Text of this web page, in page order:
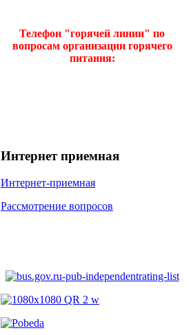
Телефон "горячей линии" по
вопросам организации горячего
питания:
Интернет приемная
Интернет-приемная
Рассмотрение вопросов